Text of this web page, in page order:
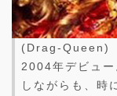
(Drag-Queen)
2004年デビュー
しながらも、時